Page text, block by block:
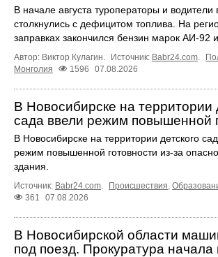
В начале августа туроператоры и водители
столкнулись с дефицитом топлива. На
заправках закончился бензин марок АИ-92
Автор: Виктор Кулагин. Источник: Babr24.com
Монголия
1596 07.08.2026
В Новосибирске на территории
сада ввели режим повышенной
В Новосибирске на территории детского
режим повышенной готовности из-за
здания.
Источник: Babr24.com Происшествия
361
07.08.2026
В Новосибирской области
под поезд. Прокуратура начала